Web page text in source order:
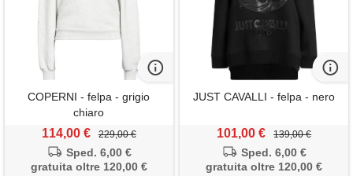
COPERNI - felpa - grigio
chiaro
114,00 € 229,00 €
Sped. 6,00 €
gratuita oltre 120,00 €
JUST CAVALLI - felpa - nero
101,00 € 139,00 €
Sped. 6,00 €
gratuita oltre 120,00 €